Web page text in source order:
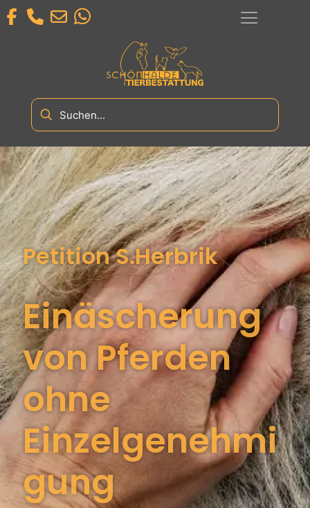
Petition S.Herbrik
Einäscherung
von Pferden
ohne
Einzelgenehmi
gung